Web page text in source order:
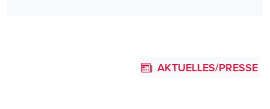
AKTUELLES/PRESSE